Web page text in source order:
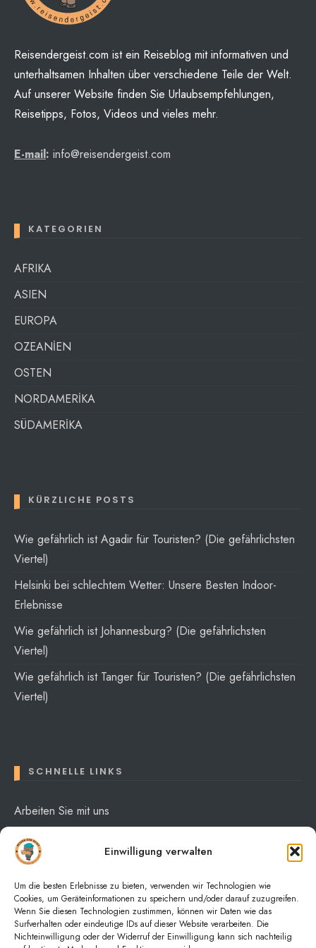
Einwilligung verwalten
Um die besten Erlebnisse zu bieten, verwenden wir Technologien wie
Cookies, um Geräteinformationen zu speichern und/oder darauf zuzugreifen.
Wenn Sie diesen Technologien zustimmen, können wir Daten wie das
Surfverhalten oder eindeutige IDs auf dieser Website verarbeiten. Die
Nichteinwilligung oder der Widerruf der Einwilligung kann sich nachteilig
Reisendergeist.com ist ein Reiseblog mit informativen und
unterhaltsamen Inhalten über verschiedene Teile der Welt.
Auf unserer Website finden Sie Urlaubsempfehlungen,
Reisetipps, Fotos, Videos und vieles mehr.
E-mail: info@reisendergeist.com
KATEGORIEN
AFRIKA
ASIEN
EUROPA
OZEANİEN
OSTEN
NORDAMERİKA
SÜDAMERİKA
KÜRZLICHE POSTS
Wie gefährlich ist Agadir für Touristen? (Die gefährlichsten
Viertel)
Helsinki bei schlechtem Wetter: Unsere Besten Indoor-
Erlebnisse
Wie gefährlich ist Johannesburg? (Die gefährlichsten
Viertel)
Wie gefährlich ist Tanger für Touristen? (Die gefährlichsten
Viertel)
SCHNELLE LINKS
Arbeiten Sie mit uns
Über mich
Datenschutzerklärung